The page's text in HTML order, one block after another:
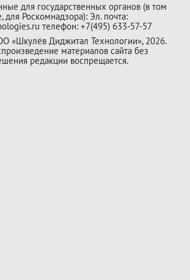
для государственных органов (в том
для Роскомнадзора): Эл. почта:
телефон: +7(495) 633-57-57
«Шкулёв Диджитал Технологии», 2026.
материалов сайта без
редакции воспрещается.